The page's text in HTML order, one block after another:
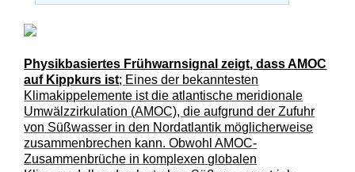
Physikbasiertes Frühwarnsignal zeigt, dass AMOC
auf Kippkurs ist; Eines der bekanntesten
Klimakippelemente ist die atlantische meridionale
Umwälzzirkulation (AMOC), die aufgrund der Zufuhr
von Süßwasser in den Nordatlantik möglicherweise
zusammenbrechen kann. Obwohl AMOC-
Zusammenbrüche in komplexen globalen